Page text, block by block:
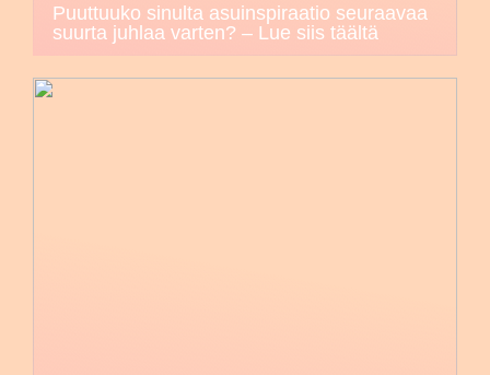
Puuttuuko sinulta asuinspiraatio seuraavaa
suurta juhlaa varten? – Lue siis täältä